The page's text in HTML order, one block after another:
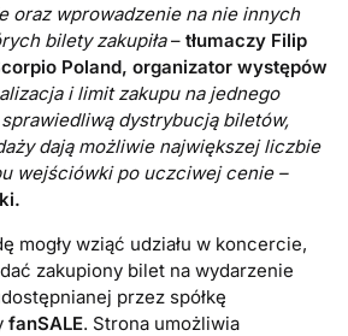
oraz wprowadzenie na nie innych
bilety zakupiła–tłumaczy Filip
Poland, organizator występów
i limit zakupu na jednego
dystrybucją biletów,
dają możliwie największej liczbie
wejściówki po uczciwej cenie –
mogły wziąć udziału w koncercie,
zakupiony bilet na wydarzenie
przez spółkę
fanSALE. Strona umożliwia